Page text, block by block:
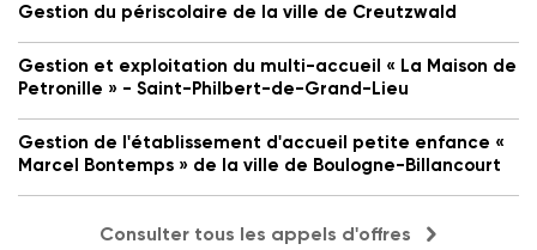
Gestion du périscolaire de la ville de Creutzwald
Gestion et exploitation du multi-accueil « La Maison de
Petronille » - Saint-Philbert-de-Grand-Lieu
Gestion de l'établissement d'accueil petite enfance «
Marcel Bontemps » de la ville de Boulogne-Billancourt
Consulter tous les appels d'offres